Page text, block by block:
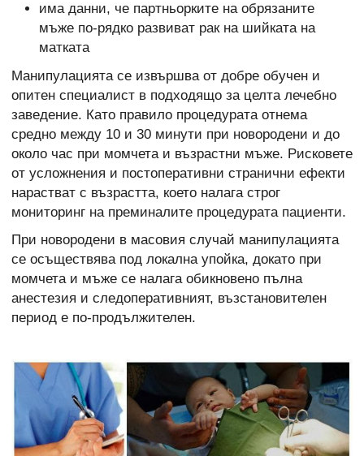
има данни, че партньорките на обрязаните
мъже по-рядко развиват рак на шийката на
матката
Манипулацията се извършва от добре обучен и
опитен специалист в подходящо за целта лечебно
заведение. Като правило процедурата отнема
средно между 10 и 30 минути при новородени и до
около час при момчета и възрастни мъже. Рисковете
от усложнения и постоперативни странични ефекти
нарастват с възрастта, което налага строг
мониторинг на преминалите процедурата пациенти.
При новородени в масовия случай манипулацията
се осъществява под локална упойка, докато при
момчета и мъже се налага обикновено пълна
анестезия и следоперативният, възстановителен
период е по-продължителен.